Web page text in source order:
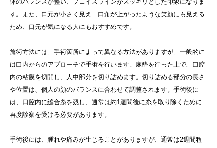
体のバランスが整い、フェイスラインがスッキリとした印象になりま
す。また、口元が小さく見え、口角が上がったような笑顔にも見える
ため、口元が気になる人にもおすすめです。
施術方法には、手術箇所によって異なる方法がありますが、一般的に
は口内からのアプローチで手術を行います。麻酔を行った上で、口腔
内の粘膜を切開し、人中部分を切り詰めます。切り詰める部分の長さ
や位置は、個人の顔のバランスに合わせて調整されます。手術後に
は、口腔内に縫合糸を残し、通常は約1週間後に糸を取り除くために
再度診察を受ける必要があります。
手術後には、腫れや痛みが生じることがありますが、通常は2週間程